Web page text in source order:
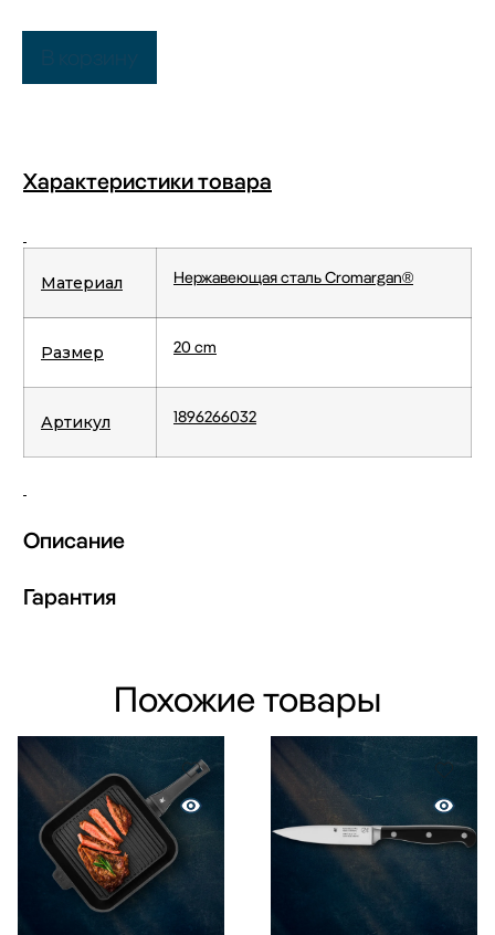
Характеристики товара
Материал Нержавеющая сталь Cromargan®
Размер 20 cm
Артикул 1896266032
Описание
Гарантия
Похожие товары